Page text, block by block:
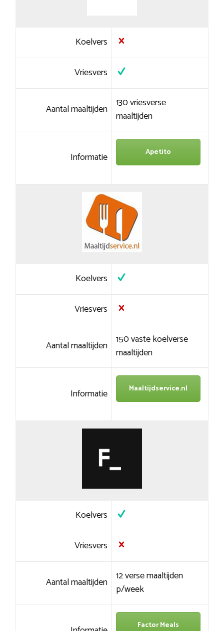
Koelvers
Vriesvers
Aantal maaltijden 130 vriesverse
maaltijden
Informatie Apetito
Koelvers
Vriesvers
Aantal maaltijden 150 vaste koelverse
maaltijden
Informatie Maaltijdservice.nl
Koelvers
Vriesvers
Aantal maaltijden 12 verse maaltijden
p/week
Factor Meals